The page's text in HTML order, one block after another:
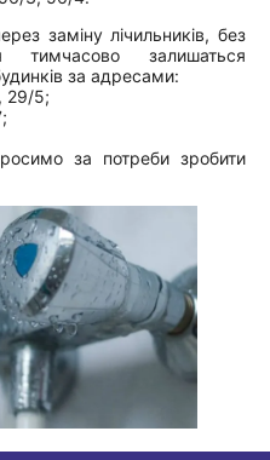
заміну лічильників, без
тимчасово залишаться
за адресами:
29/5;
за потреби зробити